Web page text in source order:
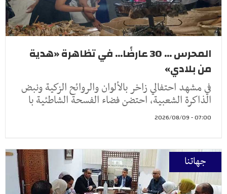
المحرس ... 30 عارضًا... في تظاهرة «هدية
من بلادي»
في مشهد احتفالي زاخر بالألوان والروائح الزكية ونبض
الذاكرة الشعبية، احتضن فضاء الفسحة الشاطئية با
07:00 - 2026/08/09
جهاتنا